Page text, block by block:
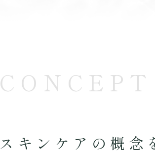
CONCEPT
スキンケアの概念